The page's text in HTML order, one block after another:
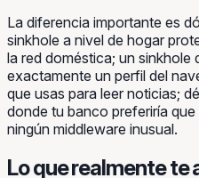
La diferencia importante es
sinkhole a nivel de hogar
la red doméstica; un sinkhole
exactamente un perfil del
que usas para leer noticias;
donde tu banco preferiría
ningún middleware inusual.
Lo que realmente te